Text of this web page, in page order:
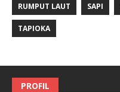
RUMPUT LAUT SAPI
TAPIOKA
PROFIL